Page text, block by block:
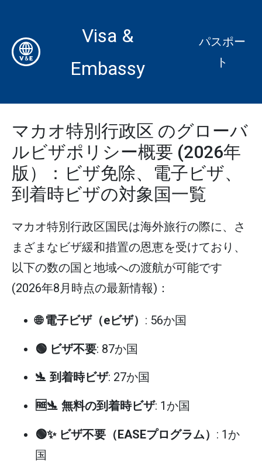
Visa &
Embassy
パスポー
ト
マカオ特別行政区 のグローバ
ルビザポリシー概要 (2026年
版）：ビザ免除、電子ビザ、
到着時ビザの対象国一覧
マカオ特別行政区国民は海外旅行の際に、さ
まざまなビザ緩和措置の恩恵を受けており、
以下の数の国と地域への渡航が可能です
(2026年8月時点の最新情報)：
🌐 電子ビザ（eビザ） : 56か国
🟢 ビザ不要: 87か国
🛬 到着時ビザ: 27か国
🆓🛬 無料の到着時ビザ: 1か国
🟢✨ ビザ不要（EASEプログラム） : 1か
国